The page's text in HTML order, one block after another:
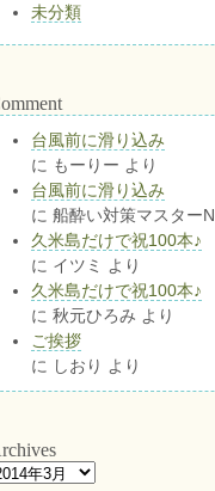
未分類
台風前に滑り込み
に もーりー より
台風前に滑り込み
に 船酔い対策マスターN
久米島だけで祝100本♪
に イツミ
より
久米島だけで祝100本♪
に 秋元ひろみ より
ご挨拶
に しおり より